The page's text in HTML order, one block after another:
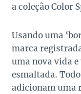
a coleção Color
Usando uma
marca
uma nova vida
esmaltada.
adicionam uma